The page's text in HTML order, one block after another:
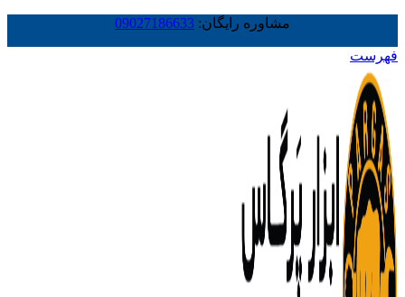
مشاوره رایگان: 09027186633
فهرست